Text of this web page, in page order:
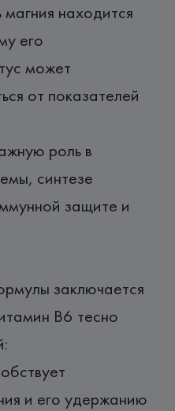
находится
его
может
от показателей
роль в
синтезе
защите и
заключается
В6 тесно
и его удержанию